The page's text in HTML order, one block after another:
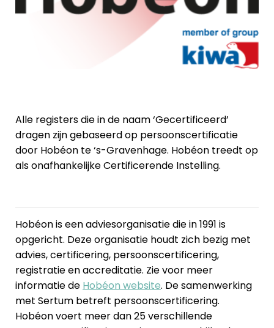
Alle registers die in de naam ‘Gecertificeerd’
dragen zijn gebaseerd op persoonscertificatie
door Hobéon te ‘s-Gravenhage. Hobéon treedt op
als onafhankelijke Certificerende Instelling.
Hobéon is een adviesorganisatie die in 1991 is
opgericht. Deze organisatie houdt zich bezig met
advies, certificering, persoonscertificering,
registratie en accreditatie. Zie voor meer
informatie de Hobéon website. De samenwerking
met Sertum betreft persoonscertificering.
Hobéon voert meer dan 25 verschillende